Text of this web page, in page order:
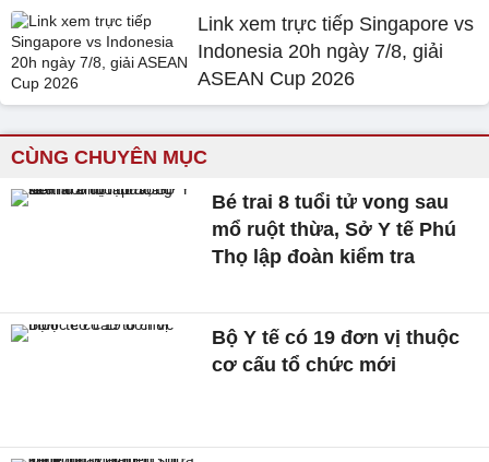
Link xem trực tiếp Singapore vs
Indonesia 20h ngày 7/8, giải
ASEAN Cup 2026
CÙNG CHUYÊN MỤC
Bé trai 8 tuổi tử vong sau
mổ ruột thừa, Sở Y tế Phú
Thọ lập đoàn kiểm tra
Bộ Y tế có 19 đơn vị thuộc
cơ cấu tổ chức mới